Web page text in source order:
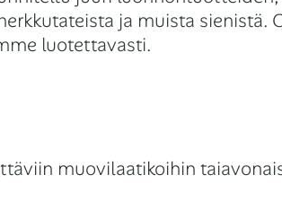
ja muista sienistä.
luotettavasti.
muovilaatikoihin